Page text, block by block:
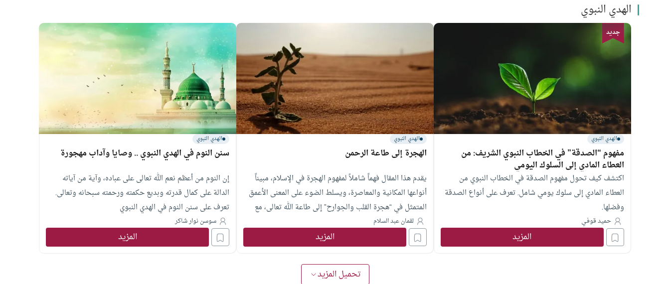
الهدي النبوي
الهدي النبوي
مفهوم “الصدقة” في الخطاب النبوي الشريف: من
العطاء المادي إلى السلوك اليومي
اكتشف كيف تحول مفهوم الصدقة في الخطاب النبوي من
العطاء المادي إلى سلوك يومي شامل. تعرف على أنواع الصدقة
وفضلها.
حميد قوفـي
المزيد
الهدي النبوي
الهجرة إلى طاعة الرحمن
يقدم هذا المقال فهماً شاملاً لمفهوم الهجرة في الإسلام، مبيناً
أنواعها المكانية والمعاصرة، ويسلط الضوء على المعنى الأعمق
المتمثل في “هجرة القلب والجوارح” إلى طاعة الله تعالى، مع
توضيح خطوات تحقيقها العملية وأعظم ثمراتها في حياة المسلم
المعاصر.
لقمان عبد السلام
المزيد
الهدي النبوي
سنن النوم في الهدي النبوي .. وصايا وآداب مهجورة
إن النوم من أعظم نعم الله تعالى على عباده، وآية من آياته
الدالة على كمال قدرته وبديع حكمته ورحمته سبحانه وتعالى.
تعرف على سنن النوم في الهدي النبوي
سوسن نوار شاكر
المزيد
تحميل المزيد